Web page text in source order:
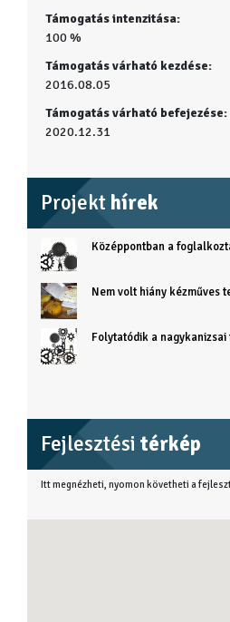
Támogatás intenzitása:
100 %
Támogatás várható kezdése:
2016.08.05
Támogatás várható befejezése:
2020.12.31
Projekt hírek
Középpontban a
Nem volt hiány kézműves
Folytatódik a
Fejlesztési térkép
Itt megnézheti, nyomon követheti a